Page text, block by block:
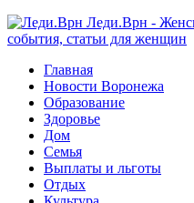
Леди.Врн -
события, статьи для женщин
Главная
Новости Воронежа
Образование
Здоровье
Дом
Семья
Выплаты и льготы
Отдых